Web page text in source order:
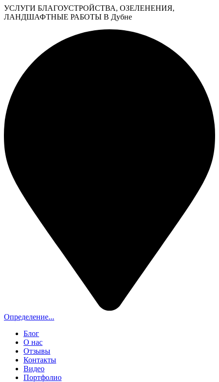
УСЛУГИ БЛАГОУСТРОЙСТВА, ОЗЕЛЕНЕНИЯ,
ЛАНДШАФТНЫЕ РАБОТЫ В Дубне
Определение...
Блог
О нас
Отзывы
Контакты
Видео
Портфолио